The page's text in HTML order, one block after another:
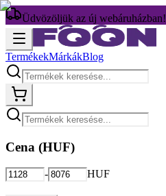
Üdvözöljük az új webáruházban!
TermékekMárkákBlog
Cena (HUF)
- HUF